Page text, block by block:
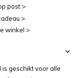
post >
>
winkel >
geschikt voor alle